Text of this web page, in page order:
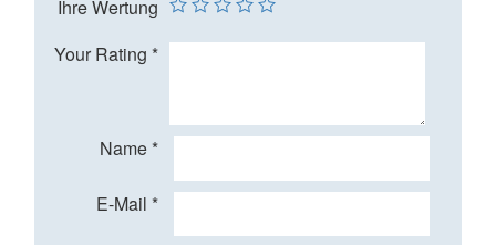
Ihre Wertung
Your Rating *
Name *
E-Mail *